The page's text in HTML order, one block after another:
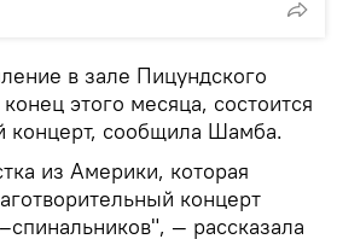
в зале Пицундского
этого месяца, состоится
концерт, сообщила Шамба.
из Америки, которая
концерт
— рассказала